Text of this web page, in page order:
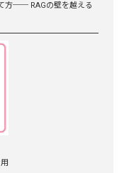
方── RAGの壁を越える